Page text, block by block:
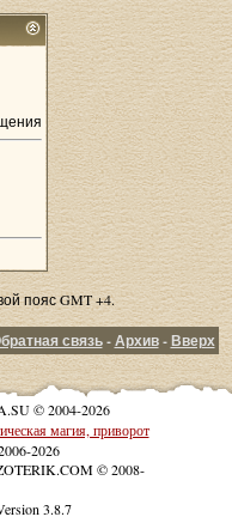
пояс GMT +4.
связь-Архив-Вверх
© 2004-2026
магия, приворот
2026
© 2008-
3.8.7